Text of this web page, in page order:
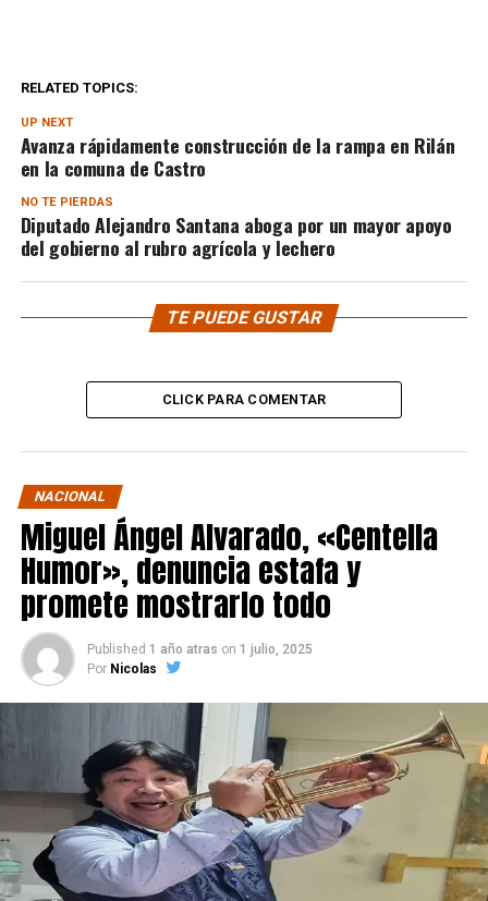
RELATED TOPICS:
UP NEXT
Avanza rápidamente construcción de la rampa en Rilán
en la comuna de Castro
NO TE PIERDAS
Diputado Alejandro Santana aboga por un mayor apoyo
del gobierno al rubro agrícola y lechero
TE PUEDE GUSTAR
CLICK PARA COMENTAR
NACIONAL
Miguel Ángel Alvarado, «Centella
Humor», denuncia estafa y
promete mostrarlo todo
Published 1 año atras on 1 julio, 2025
Por Nicolas